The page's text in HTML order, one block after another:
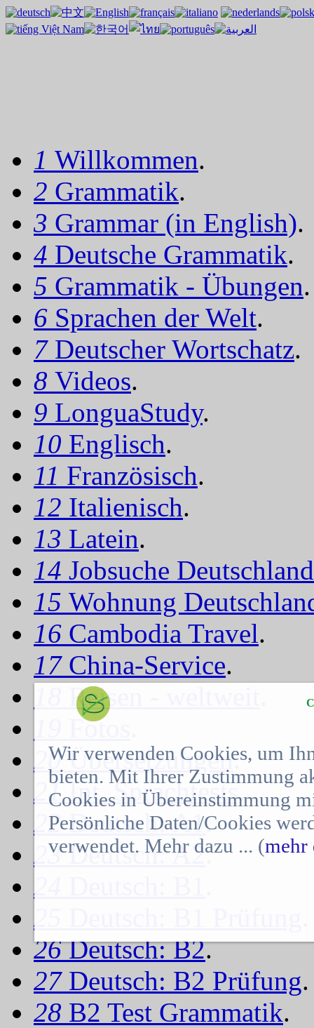
1 Willkommen.
2 Grammatik.
3 Grammar (in English).
4 Deutsche Grammatik.
5 Grammatik - Übungen.
6 Sprachen der Welt.
7 Deutscher Wortschatz.
8 Videos.
9 LonguaStudy.
10 Englisch.
11 Französisch.
12 Italienisch.
13 Latein.
14 Jobsuche Deutschland
15 Wohnung
16 Cambodia Travel.
17 China-Service.
Reisen - weltweit
Fotos
20Übersetzungen.
21Int. Sprachtests.
22Deutsch: A1.
23Deutsch: A2.
24
25
26Deutsch: B2.
27 Deutsch: B2 Prüfung.
28 B2 Test Grammatik.
Wir verwenden Cookies, um
bieten. Mit Ihrer Zustimmung
Cookies in Übereinstimmung
Persönliche Daten/Cookies
verwendet. Mehr dazu ... (mehr